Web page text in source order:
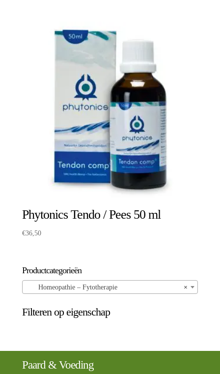
Phytonics Tendo / Pees 50 ml
€36,50
Productcategorieën
×
Homeopathie – Fytotherapie
Filteren op eigenschap
Paard & Voeding